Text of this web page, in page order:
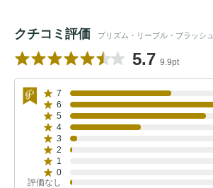
クチコミ評価 プリズム・リーブル・ブラッシュ
5.7 9.9pt
7
6
5
4
3
2
1
0
評価なし